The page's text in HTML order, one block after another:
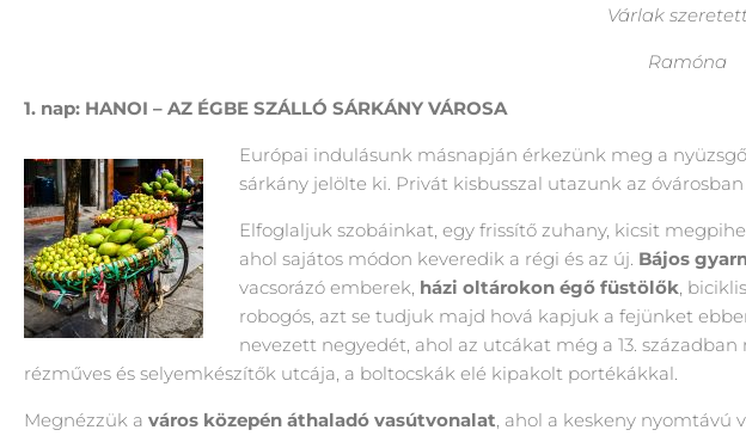
Várlak
Ramóna
1. nap: HANOI – AZ ÉGBE SZÁLLÓ SÁRKÁNY VÁROSA
Európai indulásunk másnapján érkezünk meg a nyüzsgő
sárkány jelölte ki. Privát kisbusszal utazunk az
Elfoglaljuk szobáinkat, egy frissítő zuhany, kicsit
ahol sajátos módon keveredik a régi és az új. Bájos
vacsorázó emberek, házi oltárokon égő füstölők,
robogós, azt se tudjuk majd hová kapjuk a fejünket
nevezett negyedét, ahol az utcákat még a 13.
rézműves és selyemkészítők utcája, a boltocskák elé kipakolt portékákkal.
Megnézzük a város közepén áthaladó vasútvonalat, ahol a keskeny nyomtávú